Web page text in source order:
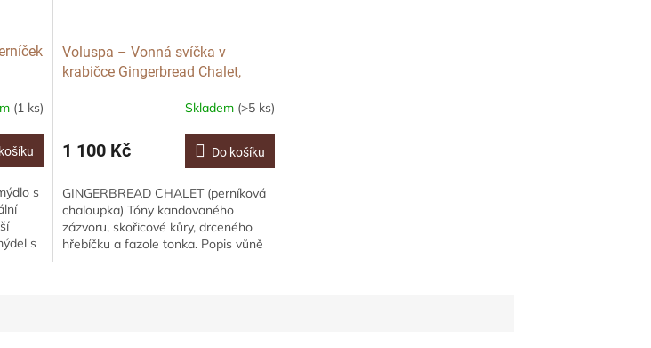
(1 ks)
s
s
Voluspa – Vonná svíčka v
krabičce Gingerbread Chalet,
Skladem (>5 ks)
1 100 Kč Do košíku
GINGERBREAD CHALET (perníková
chaloupka) Tóny kandovaného
zázvoru, skořicové kůry, drceného
hřebíčku a fazole tonka. Popis vůně